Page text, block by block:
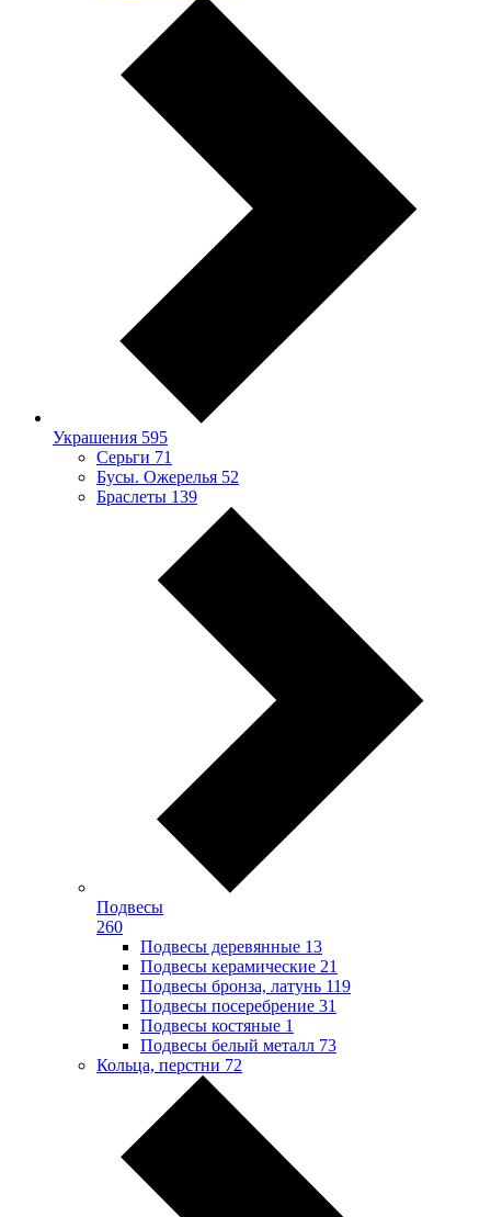
Украшения 595
Серьги 71
Бусы. Ожерелья 52
Браслеты 139
Подвесы
260
Подвесы деревянные 13
Подвесы керамические 21
Подвесы бронза, латунь 119
Подвесы посеребрение 31
Подвесы костяные 1
Подвесы белый металл 73
Кольца, перстни 72